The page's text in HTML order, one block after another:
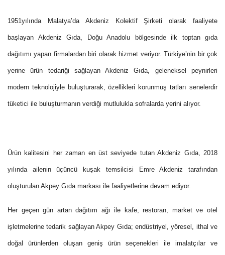
1951yılında Malatya’da Akdeniz Kolektif Şirketi olarak faaliyete
başlayan Akdeniz Gıda, Doğu Anadolu bölgesinde ilk toptan gıda
dağıtımı yapan firmalardan biri olarak hizmet veriyor. Türkiye’nin bir çok
yerine ürün tedariği sağlayan Akdeniz Gıda, geleneksel peynirleri
modern teknolojiyle buluşturarak, özellikleri korunmuş tatları senelerdir
tüketici ile buluşturmanın verdiği mutlulukla sofralarda yerini alıyor.
Ürün kalitesini her zaman en üst seviyede tutan Akdeniz Gıda, 2018
yılında ailenin üçüncü kuşak temsilcisi Emre Akdeniz tarafından
oluşturulan Akpey Gıda markası ile faaliyetlerine devam ediyor.
Her geçen gün artan dağıtım ağı ile kafe, restoran, market ve otel
işletmelerine tedarik sağlayan Akpey Gıda; endüstriyel, yöresel, ithal ve
doğal ürünlerden oluşan geniş ürün seçenekleri ile imalatçılar ve